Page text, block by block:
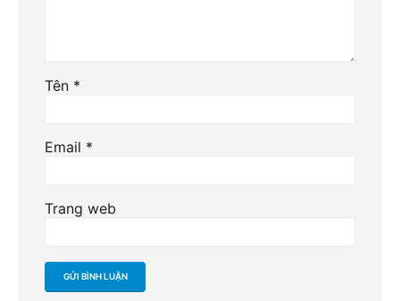
Tên *
Email *
Trang web